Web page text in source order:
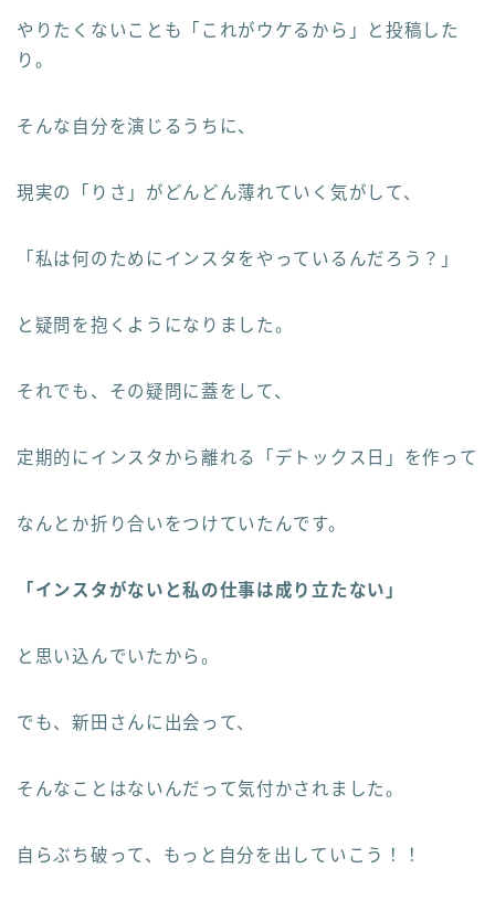
やりたくないことも「これがウケるから」と投稿した
り。
そんな自分を演じるうちに、
現実の「りさ」がどんどん薄れていく気がして、
「私は何のためにインスタをやっているんだろう？」
と疑問を抱くようになりました。
それでも、その疑問に蓋をして、
定期的にインスタから離れる「デトックス日」を作って
なんとか折り合いをつけていたんです。
「インスタがないと私の仕事は成り立たない」
と思い込んでいたから。
でも、新田さんに出会って、
そんなことはないんだって気付かされました。
自らぶち破って、もっと自分を出していこう！！